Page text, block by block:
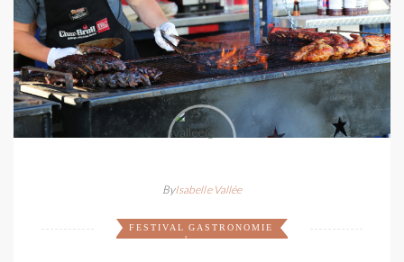
ByIsabelle Vallée
FESTIVAL GASTRONOMIE